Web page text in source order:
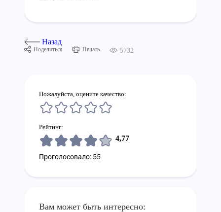
Назад
Поделиться Печать 5732
Пожалуйста, оцените качество:
Рейтинг:
4,77
Проголосовало: 55
Вам может быть интересно: